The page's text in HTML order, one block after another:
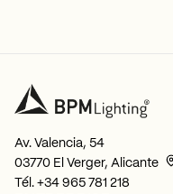
Av. Valencia, 54
03770 El Verger, Alicante
Tél. +34 965 781 218